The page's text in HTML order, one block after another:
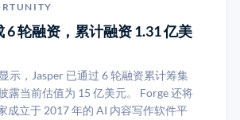
6 轮融资，累计融资 1.31 亿美
示，Jasper 已通过 6 轮融资累计筹集
露当前估值为 15 亿美元。 Forge 还将
成立于 2017 年的 AI 内容写作软件平